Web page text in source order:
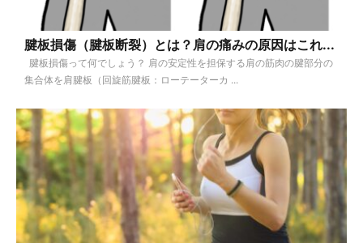
腱板損傷（腱板断裂）とは？肩の痛みの原因はこれ...
腱板損傷って何でしょう？ 肩の安定性を担保する肩の筋肉の腱部分の
集合体を肩腱板（回旋筋腱板：ローテーターカ ...